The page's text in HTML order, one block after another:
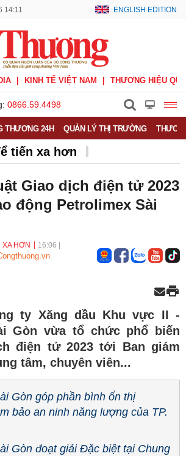
14:11 ENGLISH EDITION
KINH TẾ VIỆT NAM THƯƠNG HIỆU
0866.59.4498
THƯƠNG 24H QUẢN LÝ THỊ TRƯỜNG
tiến xa hơn
nghiệp
Giao dịch điện tử 2023
động Petrolimex Sài
HƠN 16:06
ty Xăng dầu Khu vực II -
Gòn vừa tổ chức phổ biến
điện tử 2023 tới Ban giám
tâm, chuyên viên...
Gòn góp phần bình ổn thị
bảo an ninh năng lượng của TP.
Gòn đoạt giải Đặc biệt tại Chung